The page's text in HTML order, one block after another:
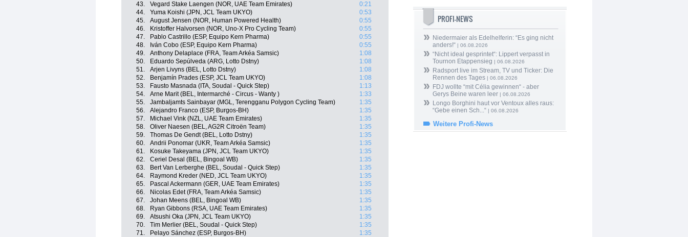
43.
Vegard Stake Laengen (NOR, UAE Team Emirates)
0:21
44.
Yuma Koishi (JPN, JCL Team UKYO)
0:53
45.
August Jensen (NOR, Human Powered Health)
0:55
46.
Kristoffer Halvorsen (NOR, Uno-X Pro Cycling Team)
0:55
47.
Pablo Castrillo (ESP, Equipo Kern Pharma)
0:55
48.
Iván Cobo (ESP, Equipo Kern Pharma)
0:55
49.
Anthony Delaplace (FRA, Team Arkéa Samsic)
1:08
50.
Eduardo Sepúlveda (ARG, Lotto Dstny)
1:08
51.
Arjen Livyns (BEL, Lotto Dstny)
1:08
52.
Benjamín Prades (ESP, JCL Team UKYO)
1:08
53.
Fausto Masnada (ITA, Soudal - Quick Step)
1:13
54.
Arne Marit (BEL, Intermarché - Circus - Wanty )
1:33
55.
Jambaljamts Sainbayar (MGL, Terengganu Polygon Cycling Team)
1:35
56.
Alejandro Franco (ESP, Burgos-BH)
1:35
57.
Michael Vink (NZL, UAE Team Emirates)
1:35
58.
Oliver Naesen (BEL, AG2R Citroën Team)
1:35
59.
Thomas De Gendt (BEL, Lotto Dstny)
1:35
60.
Andrii Ponomar (UKR, Team Arkéa Samsic)
1:35
61.
Kosuke Takeyama (JPN, JCL Team UKYO)
1:35
62.
Ceriel Desal (BEL, Bingoal WB)
1:35
63.
Bert Van Lerberghe (BEL, Soudal - Quick Step)
1:35
64.
Raymond Kreder (NED, JCL Team UKYO)
1:35
65.
Pascal Ackermann (GER, UAE Team Emirates)
1:35
66.
Nicolas Edet (FRA, Team Arkéa Samsic)
1:35
67.
Johan Meens (BEL, Bingoal WB)
1:35
68.
Ryan Gibbons (RSA, UAE Team Emirates)
1:35
69.
Atsushi Oka (JPN, JCL Team UKYO)
1:35
70.
Tim Merlier (BEL, Soudal - Quick Step)
1:35
71.
Pelayo Sánchez (ESP, Burgos-BH)
1:35
PROFI-NEWS
Niedermaier als Edelhelferin: “Es ging nicht
anders!“ | 06.08.2026
“Nicht ideal gesprintet“: Lippert verpasst in
Tournon Etappensieg | 06.08.2026
Radsport live im Stream, TV und Ticker: Die
Rennen des Tages | 06.08.2026
FDJ wollte “mit Célia gewinnen“ - aber
Gerys Beine waren leer | 06.08.2026
Longo Borghini haut vor Ventoux alles raus:
“Gebe einen Sch...“ | 06.08.2026
Weitere Profi-News